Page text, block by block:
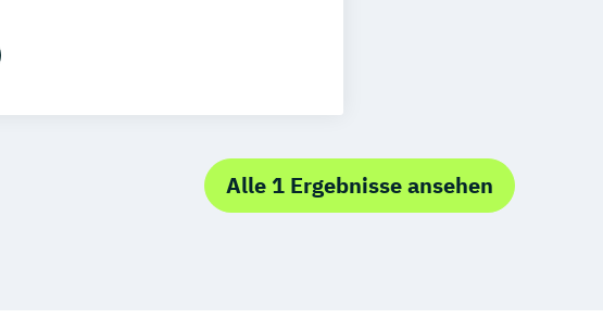
Alle 1 Ergebnisse ansehen